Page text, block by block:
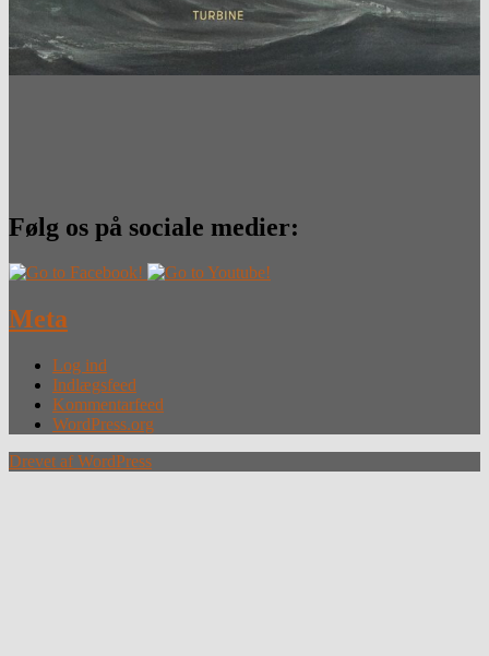
Følg os på sociale medier:
Meta
Log ind
Indlægsfeed
Kommentarfeed
WordPress.org
Drevet af WordPress